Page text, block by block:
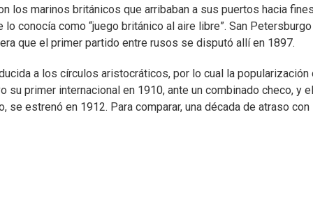
los marinos británicos que arribaban a sus puertos hacia
conocía como “juego británico al aire libre”. San
que el primer partido entre rusos se disputó allí en 1897.
a los círculos aristocráticos, por lo cual la popularización
primer internacional en 1910, ante un combinado checo, y el
estrenó en 1912. Para comparar, una década de atraso con